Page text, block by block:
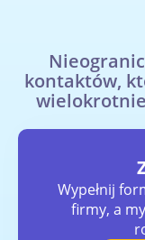
kontaktów,
Wypełnij
firmy, a